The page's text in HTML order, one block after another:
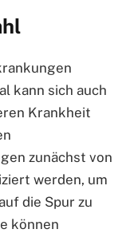
kann sich auch
Krankheit
zunächst von
werden, um
die Spur zu
können